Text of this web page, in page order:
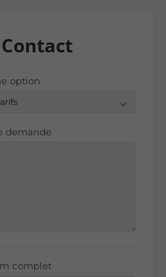
option
demande
complet